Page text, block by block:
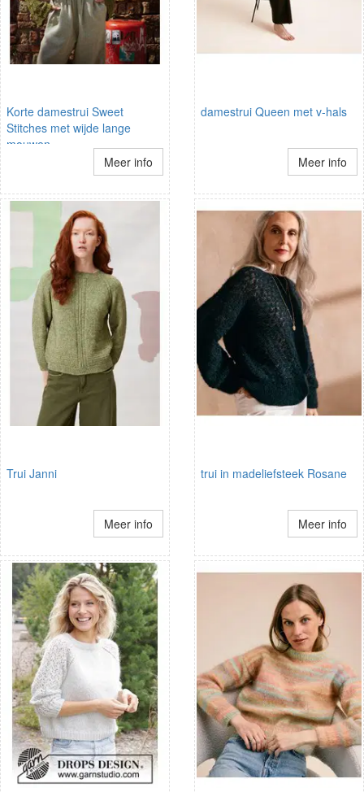
Korte damestrui Sweet
Stitches met wijde lange
mouwen
Meer info
damestrui Queen met v-hals
Meer info
Trui Janni
Meer info
trui in madeliefsteek Rosane
Meer info